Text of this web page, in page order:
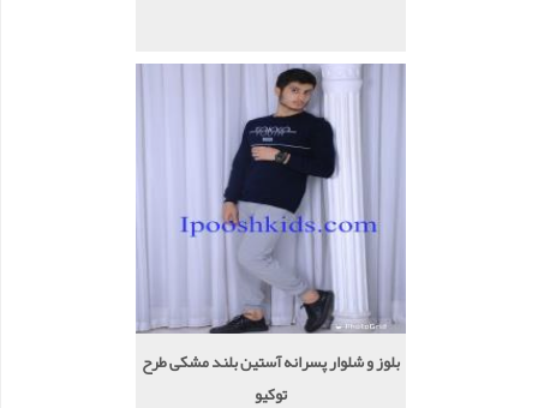
بلوز و شلوار پسرانه آستین بلند مشکی طرح
توکیو